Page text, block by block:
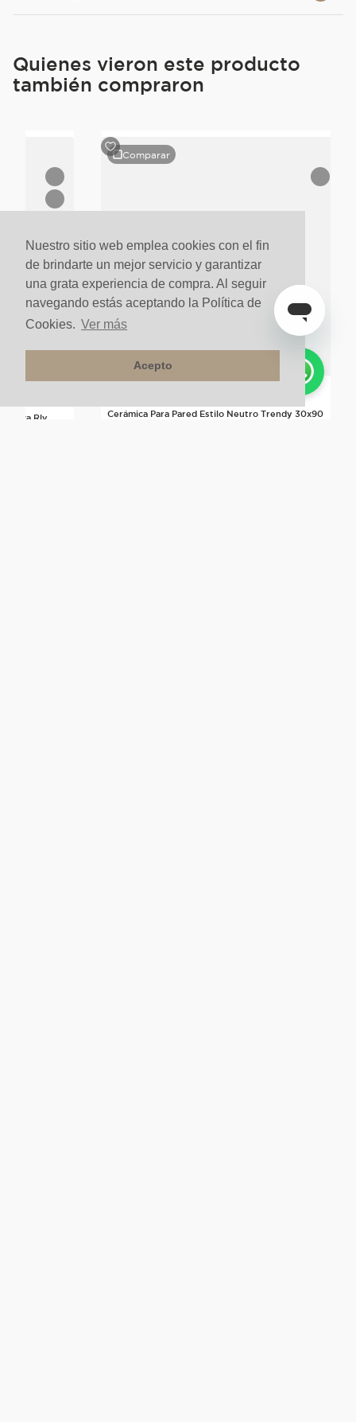
Nuestro sitio web emplea cookies con el fin
de brindarte un mejor servicio y garantizar
una grata experiencia de compra. Al seguir
navegando estás aceptando la Política de
Cookies. Ver más
Acepto
Quienes vieron este producto
también compraron
Rlv
Comparar
Cerámica Para Pared Estilo Neutro Trendy 30x90